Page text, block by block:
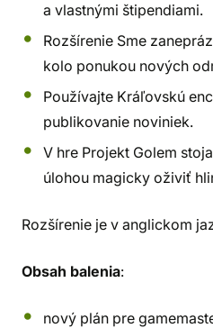
a vlastnými štipendiami.
Rozšírenie Sme
kolo ponukou nových
Používajte Kráľovskú
publikovanie noviniek.
V hre Projekt Golem
úlohou magicky oživiť
Rozšírenie je v anglickom
Obsah balenia:
nový plán pre